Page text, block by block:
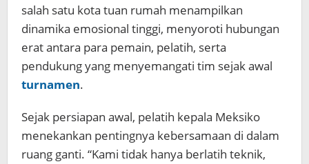
salah satu kota tuan rumah menampilkan
dinamika emosional tinggi, menyoroti hubungan
erat antara para pemain, pelatih, serta
pendukung yang menyemangati tim sejak awal
turnamen.
Sejak persiapan awal, pelatih kepala Meksiko
menekankan pentingnya kebersamaan di dalam
ruang ganti. “Kami tidak hanya berlatih teknik,